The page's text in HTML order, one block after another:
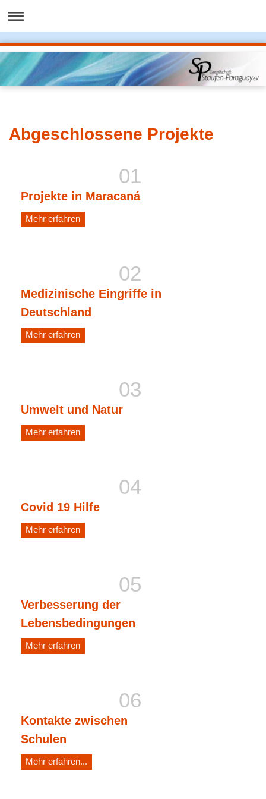
Abgeschlossene Projekte
Projekte in Maracaná
Mehr erfahren
Medizinische Eingriffe in
Deutschland
Mehr erfahren
Umwelt und Natur
Mehr erfahren
Covid 19 Hilfe
Mehr erfahren
Verbesserung der
Lebensbedingungen
Mehr erfahren
Kontakte zwischen
Schulen
Mehr erfahren...